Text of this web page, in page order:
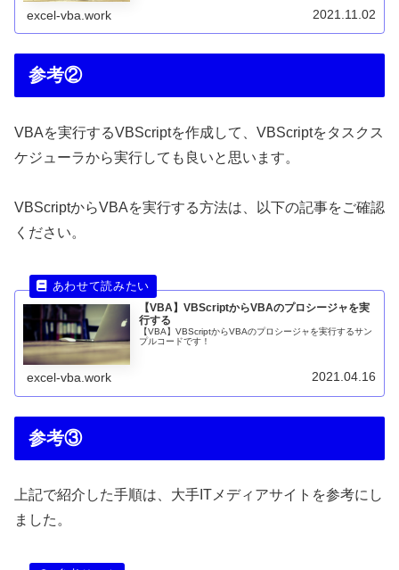
excel-vba.work 2021.11.02
参考②
VBAを実行するVBScriptを作成して、VBScriptをタスクス
ケジューラから実行しても良いと思います。
VBScriptからVBAを実行する方法は、以下の記事をご確認
ください。
【VBA】VBScriptからVBAのプロシージャを実
行する
【VBA】VBScriptからVBAのプロシージャを実行するサン
プルコードです！
excel-vba.work 2021.04.16
参考③
上記で紹介した手順は、大手ITメディアサイトを参考にし
ました。